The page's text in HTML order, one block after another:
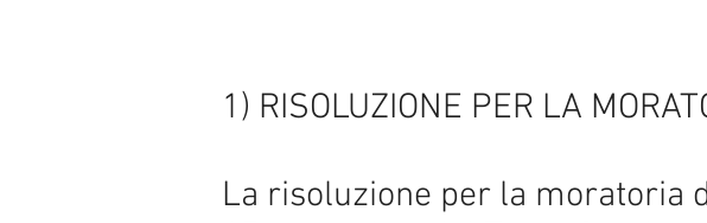
1) RISOLUZIONE PER LA
La risoluzione per la moratoria